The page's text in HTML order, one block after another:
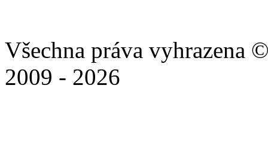
Všechna práva
2009 - 2026